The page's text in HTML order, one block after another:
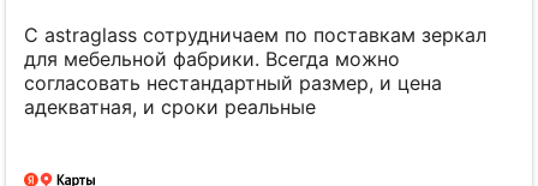
С astraglass сотрудничаем по поставкам зеркал
для мебельной фабрики. Всегда можно
согласовать нестандартный размер, и цена
адекватная, и сроки реальные